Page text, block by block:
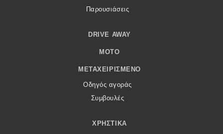
Παρουσιάσεις
DRIVE AWAY
MOTO
ΜΕΤΑΧΕΙΡΙΣΜΈΝΟ
Οδηγός αγοράς
Συμβουλές
ΧΡΗΣΤΙΚΆ